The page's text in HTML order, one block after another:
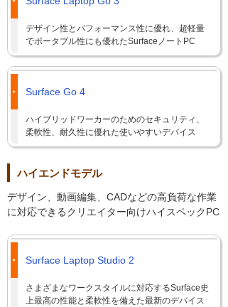
デザイン性とパフォーマンス性に優れ、超軽量
でポータブル性にも優れたSurfaceノートPC
Surface Go 4
ハイブリッドワーカーのためのセキュリティ、
柔軟性、耐久性に優れた使いやすいデバイス
ハイエンドモデル
デザイン、動画編集、CADなどの高負荷な作業
に対応できるクリエイター向けハイスペックPC
Surface Laptop Studio 2
さまざまなワークスタイルに対応するSurface史
上最高の性能と柔軟性を備えた最新のデバイス